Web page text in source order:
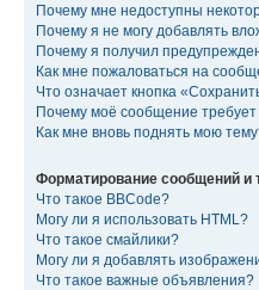
Почему мне недоступны
Почему я не могу добавлять
Почему я получил
Как мне пожаловаться на
Что означает кнопка
Почему моё сообщение
Как мне вновь поднять мою
Форматирование сообщений и
Что такое BBCode?
Могу ли я использовать HTML?
Что такое смайлики?
Могу ли я добавлять
Что такое важные объявления?